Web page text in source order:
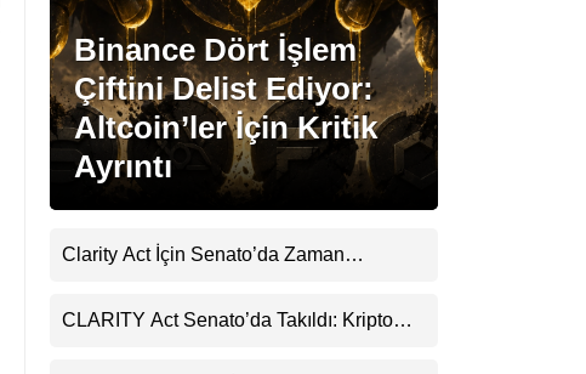
Facebook
Instagram
Binance Dört İşlem
Çiftini Delist Ediyor:
Altcoin’ler İçin Kritik
Ayrıntı
Clarity Act İçin Senato’da Zaman
CLARITY Act Senato’da Takıldı: Kripto